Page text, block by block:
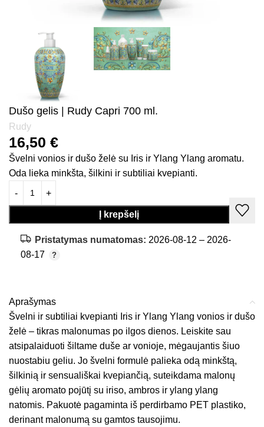
Dušo gelis | Rudy Capri 700 ml.
Rudy
16,50 €
Švelni vonios ir dušo želė su Iris ir Ylang Ylang aromatu.
Oda lieka minkšta, šilkini ir subtiliai kvepianti.
Į krepšelį
Pristatymas numatomas: 2026-08-12 – 2026-
08-17
Aprašymas
Švelni ir subtiliai kvepianti Iris ir Ylang Ylang vonios ir dušo
želė – tikras malonumas po ilgos dienos. Leiskite sau
atsipalaiduoti šiltame duše ar vonioje, mėgaujantis šiuo
nuostabiu geliu. Jo švelni formulė palieka odą minkštą,
šilkinią ir sensuališkai kvepiančią, suteikdama malonų
gėlių aromato pojūtį su iriso, ambros ir ylang ylang
natomis. Pakuotė pagaminta iš perdirbamo PET plastiko,
derinant malonumą su gamtos tausojimu.